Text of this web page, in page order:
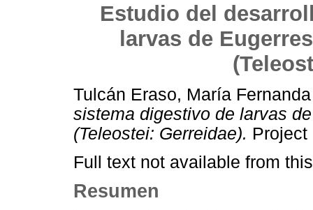
Estudio del
larvas de
Tulcán Eraso, María Fernanda
sistema digestivo de larvas
(Teleostei: Gerreidae). Project
Full text not available from
Resumen